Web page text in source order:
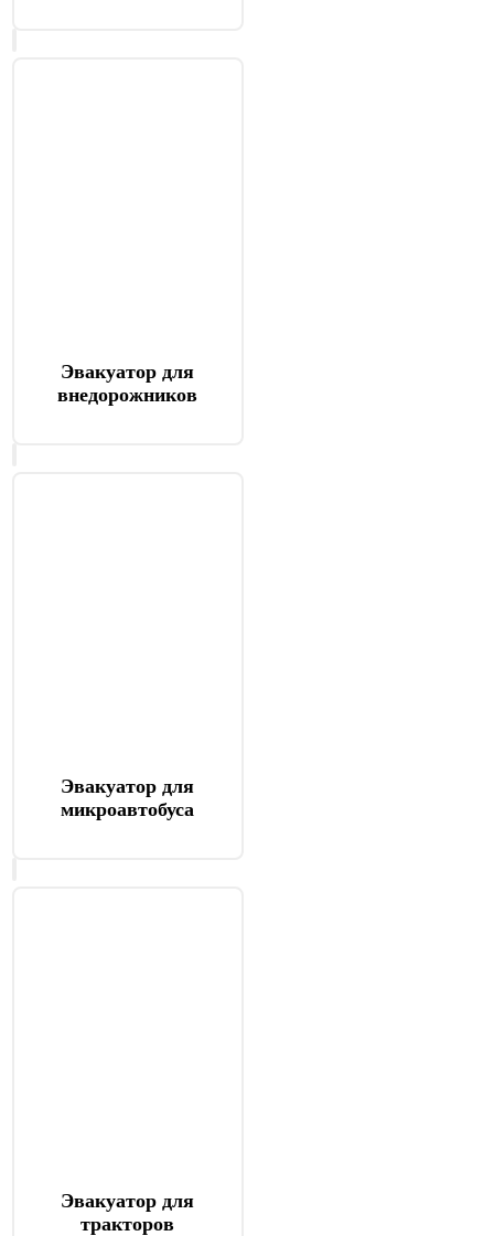
Эвакуатор для
внедорожников
Эвакуатор для
микроавтобуса
Эвакуатор для
тракторов